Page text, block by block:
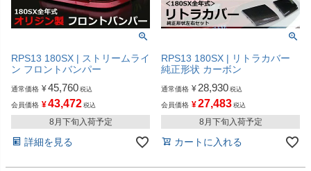
RPS13 180SX | ストリームライ
ン フロントバンパー
通常価格 ¥45,760 税込
会員価格 ¥43,472 税込
8月下旬入荷予定
詳細を見る
RPS13 180SX | リトラカバー
純正形状 カーボン
通常価格 ¥ 28,930 税込
会員価格 ¥27,483 税込
8月下旬入荷予定
カートに入れる